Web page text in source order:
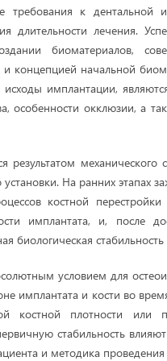
требования к дентальной
длительности лечения.
биоматериалов,
концепцией начальной
имплантации, являются
особенности окклюзии, а
результатом
На ранних этапах
костной
имплантата, и, после
биологическая стабильность
условием для
имплантата и кости во
костной плотности или
стабильность
и методика проведения